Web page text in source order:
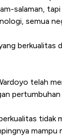
salaman,
semua
berkualitas
telah
tidak
mampu